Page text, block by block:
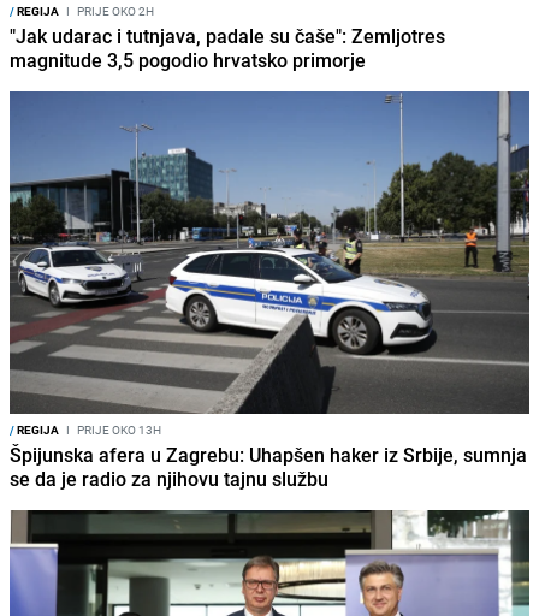
/REGIJA I PRIJE OKO 2H
"Jak udarac i tutnjava, padale su čaše": Zemljotres
magnitude 3,5 pogodio hrvatsko primorje
/REGIJA I PRIJE OKO 13H
Špijunska afera u Zagrebu: Uhapšen haker iz Srbije, sumnja
se da je radio za njihovu tajnu službu